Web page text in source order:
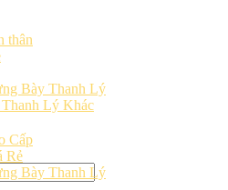
thân
Bày Thanh Lý
Lý Khác
Cấp
Rẻ
Bày Thanh Lý